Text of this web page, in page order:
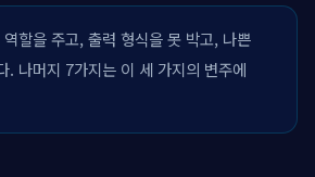
할을 주고, 출력 형식을 못 박고, 나쁜
. 나머지 7가지는 이 세 가지의 변주에